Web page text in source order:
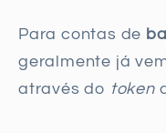
Para contas de
geralmente já
através do token